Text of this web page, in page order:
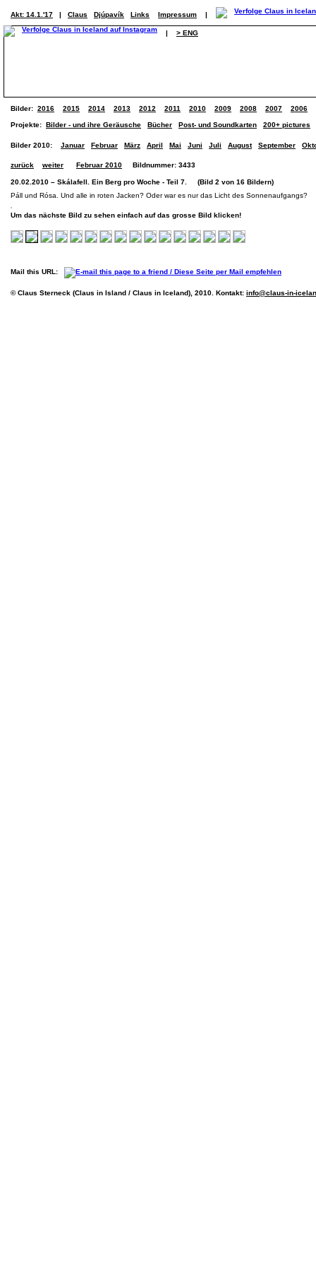
Akt: 14.1.'17 | Claus Djúpavík Links Impressum |
| > ENG
Bilder: 2016 2015 2014 2013 2012 2011 2010 2009 2008 2007 2006
Projekte: Bilder - und ihre Geräusche Bücher Post- und Soundkarten 200+ pictures
Bilder 2010: Januar Februar März April Mai Juni Juli August September
zurück weiter Februar 2010 Bildnummer: 3433
20.02.2010 – Skálafell. Ein Berg pro Woche - Teil 7. (Bild 2 von 16 Bildern)
Páll und Rósa. Und alle in roten Jacken? Oder war es nur das Licht des Sonnenaufgangs?
Um das nächste Bild zu sehen einfach auf das grosse Bild klicken!
Mail this URL:
© Claus Sterneck (Claus in Island / Claus in Iceland), 2010. Kontakt: info@claus-in-